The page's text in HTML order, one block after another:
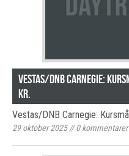
Vestas/DNB Carnegie:
kr.
Vestas/DNB Carnegie:
29 oktober 2025//0kommentarer